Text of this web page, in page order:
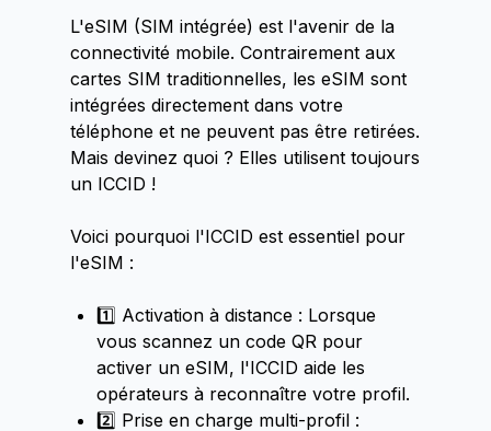
L'eSIM (SIM intégrée) est l'avenir de la
connectivité mobile. Contrairement aux
cartes SIM traditionnelles, les eSIM sont
intégrées directement dans votre
téléphone et ne peuvent pas être retirées.
Mais devinez quoi ? Elles utilisent toujours
un ICCID !
Voici pourquoi l'ICCID est essentiel pour
l'eSIM :
1️⃣ Activation à distance : Lorsque
vous scannez un code QR pour
activer un eSIM, l'ICCID aide les
opérateurs à reconnaître votre profil.
2️⃣ Prise en charge multi-profil :